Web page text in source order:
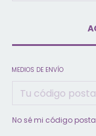
MEDIOS DE ENVÍO
No sé mi código